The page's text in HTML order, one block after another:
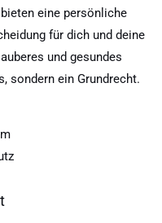
eine persönliche
für dich und deine
und gesundes
sondern ein Grundrecht.